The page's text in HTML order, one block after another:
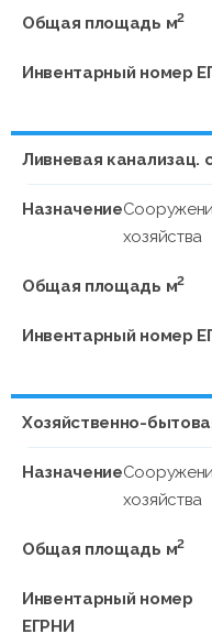
Общая площадь м2
Инвентарный номер
Ливневая канализац.
Назначение
хозяйства
Общая площадь м2
Инвентарный номер
Хозяйственно-
Назначение
хозяйства
Общая площадь м2
Инвентарный номер
ЕГРНИ